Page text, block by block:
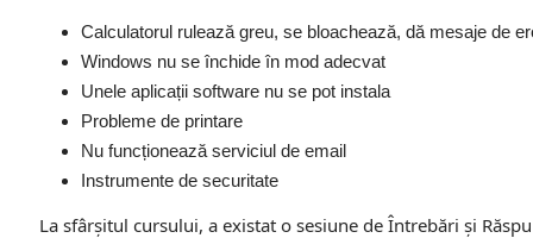
Calculatorul rulează greu, se bloachează, dă mesaje de
Windows nu se închide în mod adecvat
Unele aplicații software nu se pot instala
Probleme de printare
Nu funcționează serviciul de email
Instrumente de securitate
La sfârșitul cursului, a existat o sesiune de Întrebări și